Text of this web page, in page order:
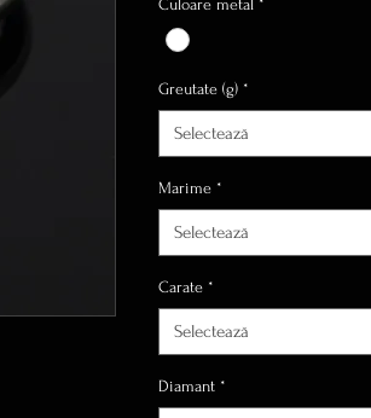
Culoare metal *
Greutate (g) *
Selectează
Marime *
Selectează
Carate *
Selectează
Diamant *